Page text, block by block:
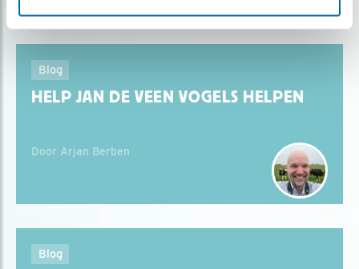
Blog
HELP JAN DE VEEN VOGELS HELPEN
Door Arjan Berben
Blog